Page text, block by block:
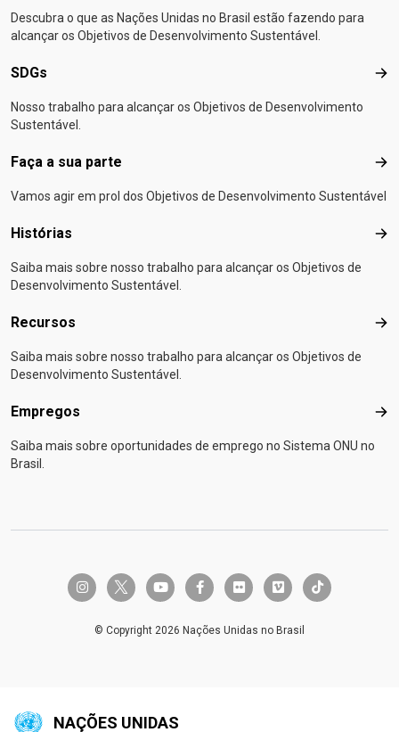
Descubra o que as Nações Unidas no Brasil estão fazendo para
alcançar os Objetivos de Desenvolvimento Sustentável.
SDGs
Nosso trabalho para alcançar os Objetivos de Desenvolvimento
Sustentável.
Faça a sua parte
Vamos agir em prol dos Objetivos de Desenvolvimento Sustentável
Histórias
Saiba mais sobre nosso trabalho para alcançar os Objetivos de
Desenvolvimento Sustentável.
Recursos
Saiba mais sobre nosso trabalho para alcançar os Objetivos de
Desenvolvimento Sustentável.
Empregos
Saiba mais sobre oportunidades de emprego no Sistema ONU no
Brasil.
instagramtwitter-x youtube facebook-fflickr vimeo tiktok
© Copyright 2026 Nações Unidas no Brasil
NAÇÕES UNIDAS